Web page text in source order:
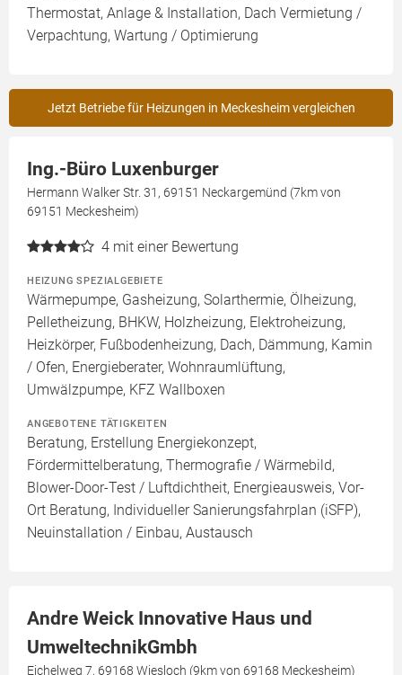
Thermostat, Anlage & Installation, Dach Vermietung /
Verpachtung, Wartung / Optimierung
Jetzt Betriebe für Heizungen in Meckesheim vergleichen
Ing.-Büro Luxenburger
Hermann Walker Str. 31, 69151 Neckargemünd (7km von
69151 Meckesheim)
4 mit einer Bewertung
HEIZUNG SPEZIALGEBIETE
Wärmepumpe, Gasheizung, Solarthermie, Ölheizung,
Pelletheizung, BHKW, Holzheizung, Elektroheizung,
Heizkörper, Fußbodenheizung, Dach, Dämmung, Kamin
/ Ofen, Energieberater, Wohnraumlüftung,
Umwälzpumpe, KFZ Wallboxen
ANGEBOTENE TÄTIGKEITEN
Beratung, Erstellung Energiekonzept,
Fördermittelberatung, Thermografie / Wärmebild,
Blower-Door-Test / Luftdichtheit, Energieausweis, Vor-
Ort Beratung, Individueller Sanierungsfahrplan (iSFP),
Neuinstallation / Einbau, Austausch
Andre Weick Innovative Haus und
UmweltechnikGmbh
Eichelweg 7, 69168 Wiesloch (9km von 69168 Meckesheim)